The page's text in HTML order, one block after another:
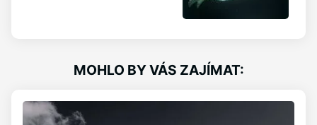
MOHLO BY VÁS ZAJÍMAT: